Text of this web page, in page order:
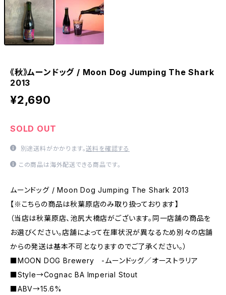
《秋》ムーンドッグ / Moon Dog Jumping The Shark
2013
¥2,690
SOLD OUT
別途送料がかかります。送料を確認する
この商品は海外配送できる商品です。
ムーンドッグ / Moon Dog Jumping The Shark 2013
【※こちらの商品は秋葉原店のみ取り扱っております】
（当店は秋葉原店、池尻大橋店がございます。同一店舗の商品を
お選びください。店舗によって在庫状況が異なるため別々の店舗
からの発送は基本不可となりますのでご了承ください。）
■MOON DOG Brewery -ムーンドッグ／オーストラリア
■Style→Cognac BA Imperial Stout
■ABV→15.6%